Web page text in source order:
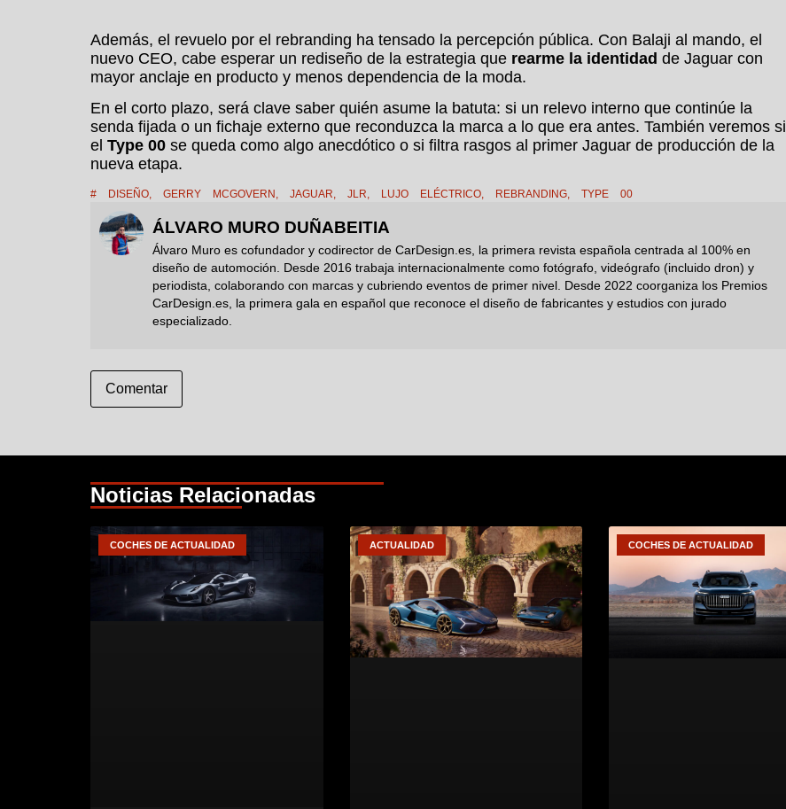
Además, el revuelo por el rebranding ha tensado la percepción pública. Con Balaji al mando, el
nuevo CEO, cabe esperar un rediseño de la estrategia que rearme la identidad de Jaguar con
mayor anclaje en producto y menos dependencia de la moda.
En el corto plazo, será clave saber quién asume la batuta: si un relevo interno que continúe la
senda fijada o un fichaje externo que reconduzca la marca a lo que era antes. También veremos si
el Type 00 se queda como algo anecdótico o si filtra rasgos al primer Jaguar de producción de la
nueva etapa.
# DISEÑO, GERRY MCGOVERN , JAGUAR, JLR, LUJO ELÉCTRICO, REBRANDING, TYPE 00
ÁLVARO MURO DUÑABEITIA
Álvaro Muro es cofundador y codirector de CarDesign.es, la primera revista española centrada al 100% en
diseño de automoción. Desde 2016 trabaja internacionalmente como fotógrafo, videógrafo (incluido dron) y
periodista, colaborando con marcas y cubriendo eventos de primer nivel. Desde 2022 coorganiza los Premios
CarDesign.es, la primera gala en español que reconoce el diseño de fabricantes y estudios con jurado
especializado.
Comentar
Noticias Relacionadas
COCHES DE ACTUALIDAD ACTUALIDAD COCHES DE ACTUALIDAD